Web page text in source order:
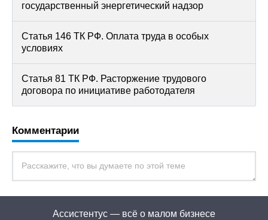
государственный энергетический надзор
Статья 146 ТК РФ. Оплата труда в особых
условиях
Статья 81 ТК РФ. Расторжение трудового
договора по инициативе работодателя
Комментарии
Ассистентус — всё о малом бизнесе